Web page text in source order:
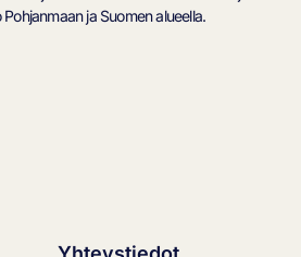
ja Suomen alueella.